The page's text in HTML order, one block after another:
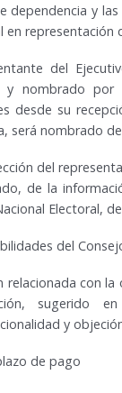
dependencia y
en representación
del
y nombrado
desde su
será nombrado
del
de la
Electoral,
del
relacionada con
sugerido
y
de pago